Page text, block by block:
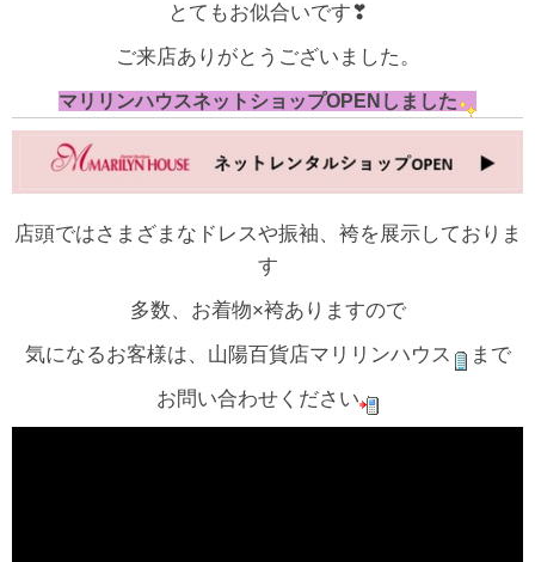
とてもお似合いです❣
ご来店ありがとうございました。
マリリンハウスネットショップOPENしました
店頭ではさまざまなドレスや振袖、袴を展示しておりま
す
多数、お着物×袴ありますので
気になるお客様は、山陽百貨店マリリンハウス
まで
お問い合わせください